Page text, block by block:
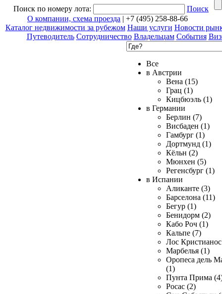
Поиск по номеру лота:
Поиск
О компании, схема проезда | +7 (495) 258-88-66
Каталог недвижимости за рубежом Наши услуги Новости
Путеводитель Сотрудничество Владельцам События
Все
в Австрии
Вена (15)
Грац (1)
Кицбюэль (1)
в Германии
Берлин (7)
Висбаден (1)
Гамбург (1)
Дортмунд (1)
Кёльн (2)
Мюнхен (5)
Регенсбург (1)
в Испании
Аликанте (3)
Барселона (11)
Бегур (1)
Бенидорм (2)
Кабо Роч (1)
Кальпе (7)
Лос
Марбелья (1)
Оропеса дель
(1)
Пунта Прима
Росас (2)